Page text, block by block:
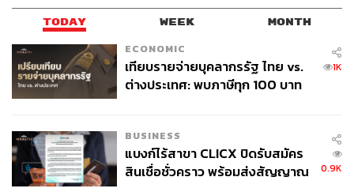
TODAY WEEK MONTH
ECONOMIC
เทียบรายจ่ายบุคลากรรัฐ ไทย vs.
ต่างประเทศ: พบภาษีทุก 100 บาท
1K
BUSINESS
แบงก์ไร้สาขา CLICX ปิดรับสมัคร
สินเชื่อชั่วคราว พร้อมส่งสัญญาณ
0.9K